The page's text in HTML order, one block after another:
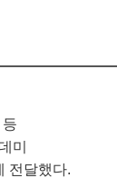
미
전달했다.